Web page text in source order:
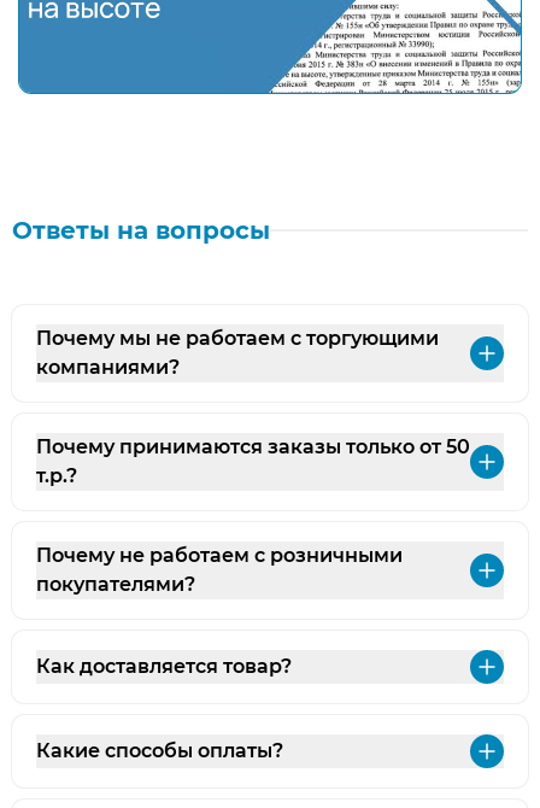
Ответы на вопросы
Почему мы не работаем с торгующими
компаниями?
Почему принимаются заказы только от 50
т.р.?
Почему не работаем с розничными
покупателями?
Как доставляется товар?
Какие способы оплаты?